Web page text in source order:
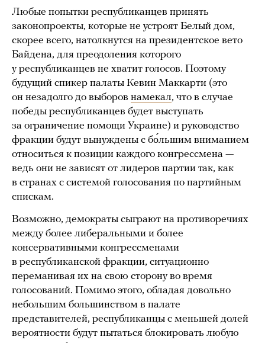
Любые попытки республиканцев принять
законопроекты, которые не устроят Белый дом,
скорее всего, натолкнутся на президентское вето
Байдена, для преодоления которого
у республиканцев не хватит голосов. Поэтому
будущий спикер палаты Кевин Маккарти (это
он незадолго до выборов намекал, что в случае
победы республиканцев будет выступать
за ограничение помощи Украине) и руководство
фракции будут вынуждены с бо́льшим вниманием
относиться к позиции каждого конгрессмена —
ведь они не зависят от лидеров партии так, как
в странах с системой голосования по партийным
спискам.
Возможно, демократы сыграют на противоречиях
между более либеральными и более
консервативными конгрессменами
в республиканской фракции, ситуационно
переманивая их на свою сторону во время
голосований. Помимо этого, обладая довольно
небольшим большинством в палате
представителей, республиканцы с меньшей долей
вероятности будут пытаться блокировать любую